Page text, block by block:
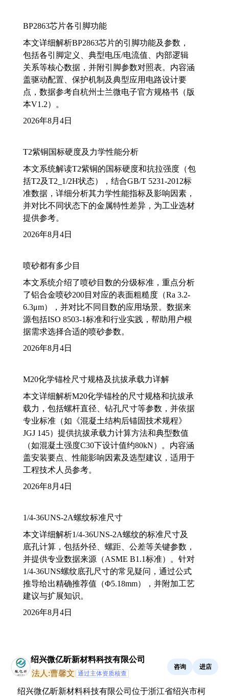
BP2863芯片各引脚功能
本文详细解析BP2863芯片的引脚功能及参数，
包括各引脚定义、典型电压/电流值、内部逻辑
关系等核心数据，并附引脚参数对照表。内容涵
盖驱动配置、保护机制及典型应用电路设计要
点，数据参考自杭州士兰微电子官方规格书（版
本V1.2）。
2026年8月4日
T2紫铜国标硬度及力学性能分析
本文系统解读T2紫铜的国标硬度和抗拉强度（包
括T2及T2_1/2H状态），结合GB/T 5231-2012标
准数据，详细分析其力学性能指标及影响因素，
并对比不同状态下的金属特性差异，为工业选材
提供参考。
2026年8月4日
喷砂都有多少目
本文系统介绍了喷砂目数的分级标准，重点分析
了铝合金喷砂200目对应的表面粗糙度（Ra 3.2-
6.3μm），并对比不同目数的应用场景。数据来
源包括ISO 8503-1标准和行业实践，帮助用户根
据需求选择合适的喷砂参数。
2026年8月4日
M20化学锚栓尺寸规格及抗拔承载力详解
本文详细解析M20化学锚栓的尺寸规格和抗拔承
载力，包括螺杆直径、钻孔尺寸等参数，并依据
专业标准（如《混凝土结构后锚固技术规程》
JGJ 145）提供抗拔承载力计算方法和典型数值
（如混凝土强度C30下设计值约80kN）。内容涵
盖安装要点、性能影响因素及选型建议，适用于
工程技术人员参考。
2026年8月4日
1/4-36UNS-2A螺纹标准尺寸
本文详细解析1/4-36UNS-2A螺纹的标准尺寸及
底孔计算，包括外径、螺距、公差等关键参数，
并提供专业数据来源（ASME B1.1标准）。针对
1/4-36UNS螺纹底孔尺寸的常见疑问，通过公式
推导给出精确推荐值（Φ5.18mm），并附加工艺
建议与扩展知识。
2026年8月4日
绍兴微亿昕新材料科技有限公司
法人:曹馨文 通过主体资质核查
咨询 进店
绍兴微亿昕新材料科技有限公司位于浙江省绍兴市柯